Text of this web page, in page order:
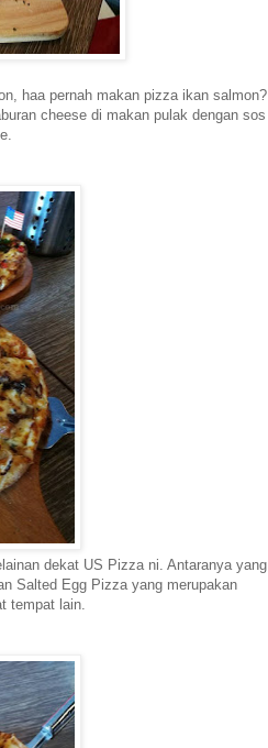
haa pernah makan pizza ikan salmon?
cheese di makan pulak dengan sos
dekat US Pizza ni. Antaranya yang
Salted Egg Pizza yang merupakan
tempat lain.